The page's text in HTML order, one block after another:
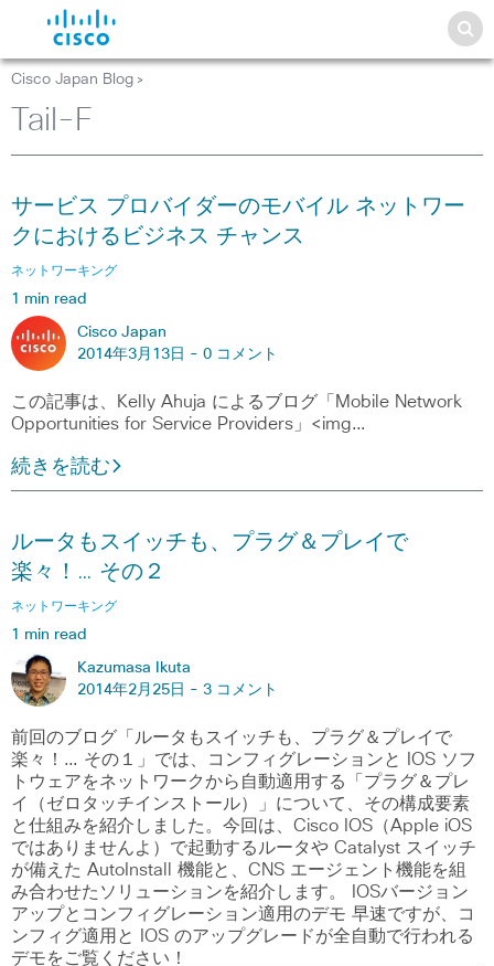
Cisco Japan Blog >
Tail-F
サービス プロバイダーのモバイル ネットワー
クにおけるビジネス チャンス
ネットワーキング
1 min read
Cisco Japan
2014年3月13日 - 0 コメント
この記事は、Kelly Ahuja によるブログ「Mobile Network
Opportunities for Service Providers」<img…
続きを読む
ルータもスイッチも、プラグ＆プレイで
楽々！… その２
ネットワーキング
1 min read
Kazumasa Ikuta
2014年2月25日 - 3 コメント
前回のブログ「ルータもスイッチも、プラグ＆プレイで
楽々！… その１」では、コンフィグレーションと IOS ソフ
トウェアをネットワークから自動適用する「プラグ＆プレ
イ（ゼロタッチインストール）」について、その構成要素
と仕組みを紹介しました。今回は、Cisco IOS（Apple iOS
ではありませんよ）で起動するルータや Catalyst スイッチ
が備えた AutoInstall 機能と、CNS エージェント機能を組
み合わせたソリューションを紹介します。 IOSバージョン
アップとコンフィグレーション適用のデモ 早速ですが、コ
ンフィグ適用と IOS のアップグレードが全自動で行われる
デモをご覧ください！